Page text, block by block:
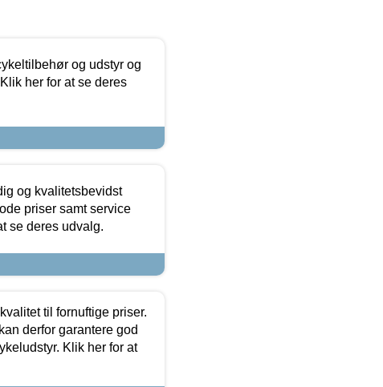
og udstyr og
her for at se deres
og kvalitetsbevidst
priser samt service
se deres udvalg.
til fornuftige priser.
derfor garantere god
Klik her for at